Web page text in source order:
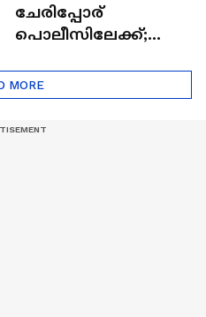
ചേരിപ്പോര്
പൊലീസിലേക്ക്;
പരിഹരിക്കാനാകാ
തെ നേതൃത്വം
MORE